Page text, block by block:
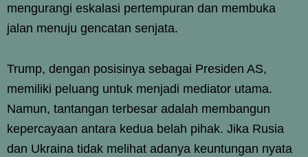
mengurangi eskalasi pertempuran dan membuka
jalan menuju gencatan senjata.
Trump, dengan posisinya sebagai Presiden AS,
memiliki peluang untuk menjadi mediator utama.
Namun, tantangan terbesar adalah membangun
kepercayaan antara kedua belah pihak. Jika Rusia
dan Ukraina tidak melihat adanya keuntungan nyata